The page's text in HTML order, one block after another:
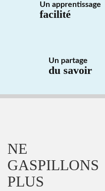
Un apprentissage
facilité
Un partage
du savoir
NE
GASPILLONS
PLUS